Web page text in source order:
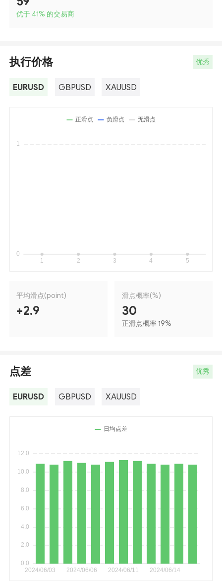
优于 41% 的交易商
执行价格 优秀
EURUSD GBPUSD XAUUSD
平均滑点(point)
+2.9
滑点概率(%)
30
正滑点概率 19%
点差 优秀
EURUSD GBPUSD XAUUSD